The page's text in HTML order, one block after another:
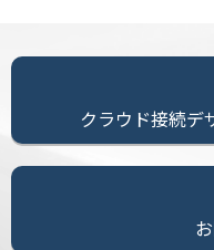
クラウド接続デ